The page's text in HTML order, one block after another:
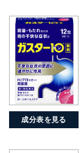
成分表を見る